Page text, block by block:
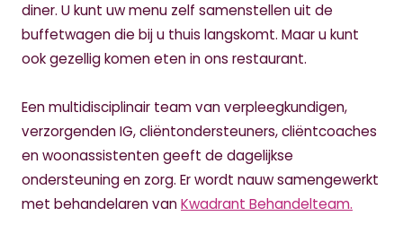
diner. U kunt uw menu zelf samenstellen uit de
buffetwagen die bij u thuis langskomt. Maar u kunt
ook gezellig komen eten in ons restaurant.
Een multidisciplinair team van verpleegkundigen,
verzorgenden IG, cliëntondersteuners, cliëntcoaches
en woonassistenten geeft de dagelijkse
ondersteuning en zorg. Er wordt nauw samengewerkt
met behandelaren vanKwadrant Behandelteam.